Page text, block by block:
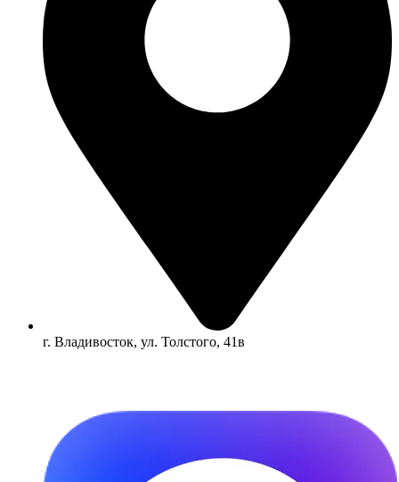
г. Владивосток, ул. Толстого, 41в